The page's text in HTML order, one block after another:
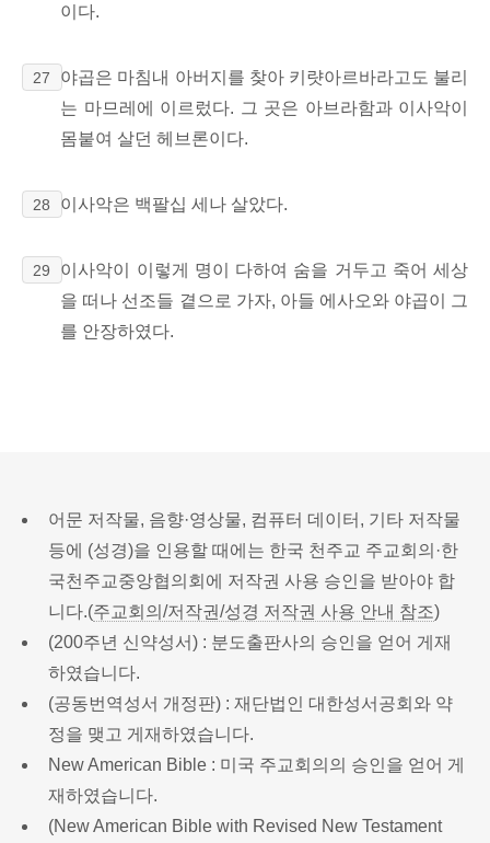
이다.
27
야곱은 마침내 아버지를 찾아 키럇아르바라고도 불리
는 마므레에 이르렀다. 그 곳은 아브라함과 이사악이
몸붙여 살던 헤브론이다.
28 이사악은 백팔십 세나 살았다.
29
이사악이 이렇게 명이 다하여 숨을 거두고 죽어 세상
을 떠나 선조들 곁으로 가자, 아들 에사오와 야곱이 그
를 안장하였다.
어문 저작물, 음향·영상물, 컴퓨터 데이터, 기타 저작물
등에 (성경)을 인용할 때에는 한국 천주교 주교회의·한
국천주교중앙협의회에 저작권 사용 승인을 받아야 합
니다.(주교회의/저작권/성경 저작권 사용 안내 참조)
(200주년 신약성서) : 분도출판사의 승인을 얻어 게재
하였습니다.
(공동번역성서 개정판) : 재단법인 대한성서공회와 약
정을 맺고 게재하였습니다.
New American Bible : 미국 주교회의의 승인을 얻어 게
재하였습니다.
(New American Bible with Revised New Testament